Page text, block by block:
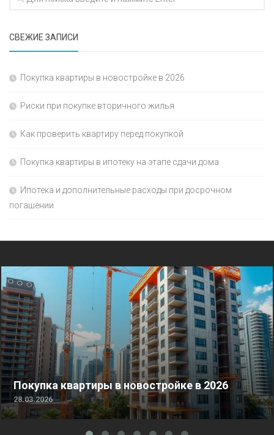
СВЕЖИЕ ЗАПИСИ
Покупка квартиры в новостройке в 2026
Риски при покупке вторичного жилья
Как проверить квартиру перед покупкой
Покупка квартиры в ипотеку на этапе сдачи дома
Ипотека и дополнительные расходы при досрочном
погашении
Покупка квартиры в новостройке в 2026
28.03.2026